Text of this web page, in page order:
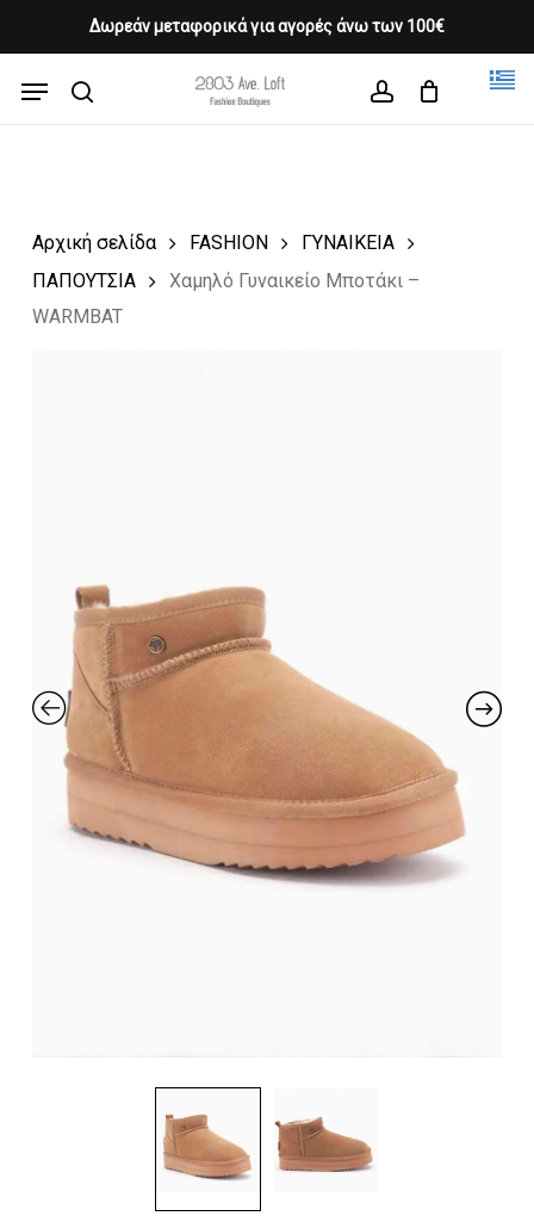
Δωρεάν μεταφορικά για αγορές άνω των 100€
content
Menu
Cart CLOSE
CART
Αρχική σελίδα FASHION
ΓΥΝΑΙΚΕΙΑ
ΠΑΠΟΥΤΣΙΑ
Χαμηλό Γυναικείο Μποτάκι –
WARMBAT
Close